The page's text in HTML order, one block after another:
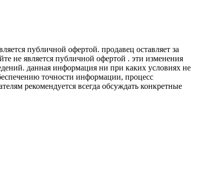
публичной офертой. продавец оставляет за
не является публичной офертой . эти изменения
данная информация ни при каких условиях не
точности информации, процесс
рекомендуется всегда обсуждать конкретные